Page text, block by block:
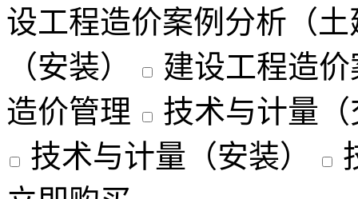
设工程造价案例分析（土
（安装）
建设工程造
造价管理
技术与计量
技术与计量（安装）